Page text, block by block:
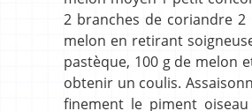
2 branches de coriandre 2
melon en retirant
pastèque, 100 g de melon
obtenir un coulis.
finement le piment